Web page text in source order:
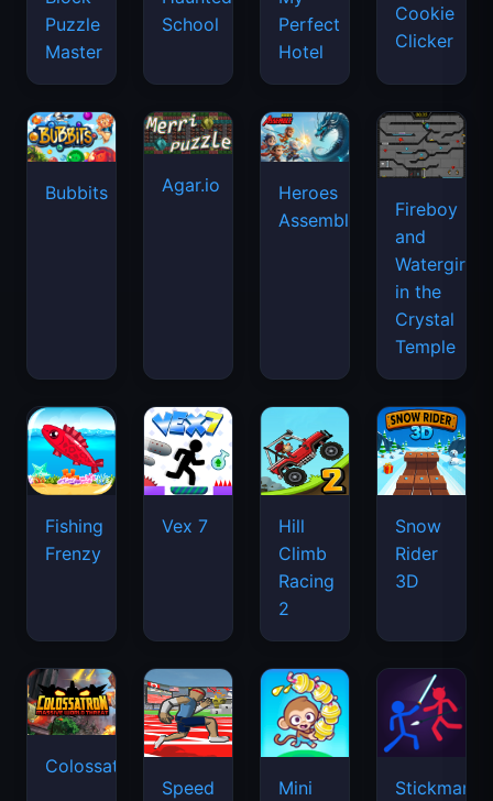
Puzzle
Master
School
Perfect
Hotel
Cookie
Clicker
Bubbits Agar.io
Heroes
Assemble
Fireboy
and
Watergirl
in the
Crystal
Temple
Fishing
Frenzy
Vex 7
Hill
Climb
Racing
2
Snow
Rider
3D
Colossatron
Speed
Mini
Stickman